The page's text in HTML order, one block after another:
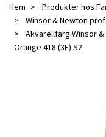
Hem Produkter hos
Winsor & Newton
Akvarellfärg Winsor
Orange 418 (3F) S2